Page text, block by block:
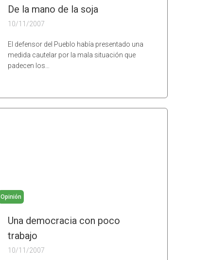
De la mano de la soja
10/11/2007
El defensor del Pueblo había presentado una
medida cautelar por la mala situación que
padecen los…
Opinión
Una democracia con poco
trabajo
10/11/2007